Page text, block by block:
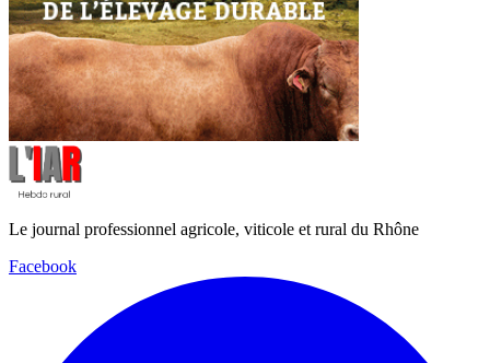
Le journal professionnel agricole, viticole et rural du Rhône
Facebook